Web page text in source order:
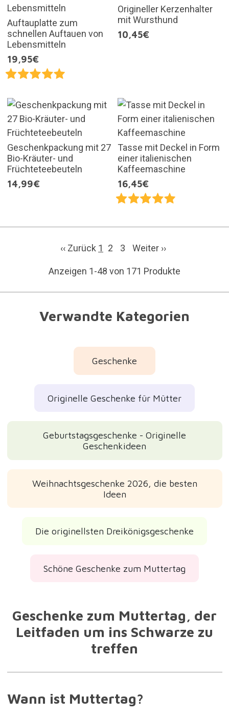
Auftauplatte zum
schnellen Auftauen von
Lebensmitteln
19,95€
Origineller Kerzenhalter
mit Wursthund
10,45€
Geschenkpackung mit 27
Bio-Kräuter- und
Früchteteebeuteln
14,99€
Tasse mit Deckel in Form
einer italienischen
Kaffeemaschine
16,45€
‹‹ Zurück 1 2 3 Weiter ››
Anzeigen 1-48 von 171 Produkte
Verwandte Kategorien
Geschenke
Originelle Geschenke für Mütter
Geburtstagsgeschenke - Originelle
Geschenkideen
Weihnachtsgeschenke 2026, die besten
Ideen
Die originellsten Dreikönigsgeschenke
Schöne Geschenke zum Muttertag
Geschenke zum Muttertag, der
Leitfaden um ins Schwarze zu
treffen
Wann ist Muttertag?